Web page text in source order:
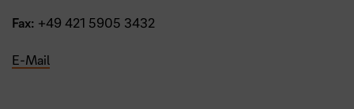
Fax: +49 421 5905 3432
E-Mail